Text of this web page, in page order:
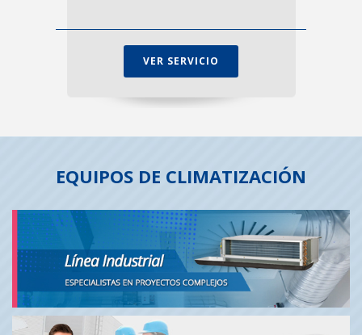
VER SERVICIO
EQUIPOS DE CLIMATIZACIÓN